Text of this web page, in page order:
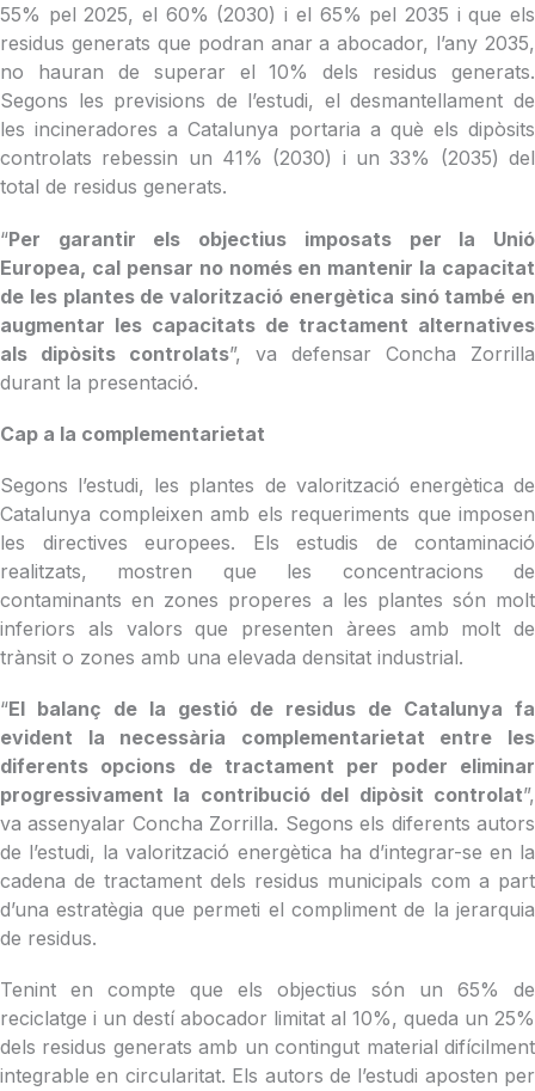
55% pel 2025, el 60% (2030) i el 65% pel 2035 i que els
residus generats que podran anar a abocador, l’any 2035,
no hauran de superar el 10% dels residus generats.
Segons les previsions de l’estudi, el desmantellament de
les incineradores a Catalunya portaria a què els dipòsits
controlats rebessin un 41% (2030) i un 33% (2035) del
total de residus generats.
“Per garantir els objectius imposats per la Unió
Europea, cal pensar no només en mantenir la capacitat
de les plantes de valorització energètica sinó també en
augmentar les capacitats de tractament alternatives
als dipòsits controlats”, va defensar Concha Zorrilla
durant la presentació.
Cap a la complementarietat
Segons l’estudi, les plantes de valorització energètica de
Catalunya compleixen amb els requeriments que imposen
les directives europees. Els estudis de contaminació
realitzats, mostren que les concentracions de
contaminants en zones properes a les plantes són molt
inferiors als valors que presenten àrees amb molt de
trànsit o zones amb una elevada densitat industrial.
“El balanç de la gestió de residus de Catalunya fa
evident la necessària complementarietat entre les
diferents opcions de tractament per poder eliminar
progressivament la contribució del dipòsit controlat”,
va assenyalar Concha Zorrilla. Segons els diferents autors
de l’estudi, la valorització energètica ha d’integrar-se en la
cadena de tractament dels residus municipals com a part
d’una estratègia que permeti el compliment de la jerarquia
de residus.
Tenint en compte que els objectius són un 65% de
reciclatge i un destí abocador limitat al 10%, queda un 25%
dels residus generats amb un contingut material difícilment
integrable en circularitat. Els autors de l’estudi aposten per